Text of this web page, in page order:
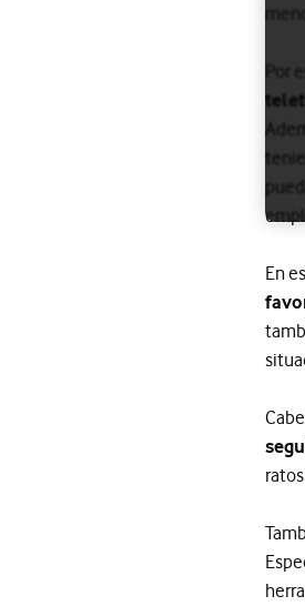
Por
En